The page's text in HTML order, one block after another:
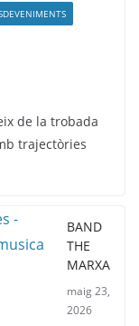
de la trobada
trajectòries
BAND
THE
MARXA
maig 23,
2026